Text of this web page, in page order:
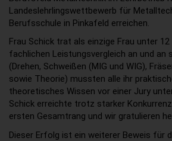
Landeslehrlingswettbewerb für
Berufsschule in Pinkafeld erreichen.
Frau Schick trat als einzige Frau unter
fachlichen Leistungsvergleich an und an
(Drehen, Schweißen (MIG und WIG),
sowie Theorie) mussten alle ihr
theoretisches Wissen vor einer Jury
Schick erreichte trotz starker
ersten Gesamtrang und wir gratulieren
Dieser Erfolg ist ein weiterer Beweis für